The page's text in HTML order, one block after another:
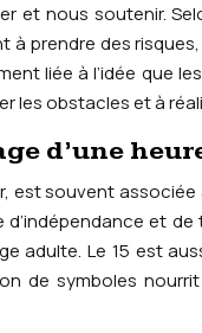
et nous soutenir.
à prendre des
liée à l’idée que
les obstacles et à
d’une
est souvent
et
adulte. Le 15 est
de symboles